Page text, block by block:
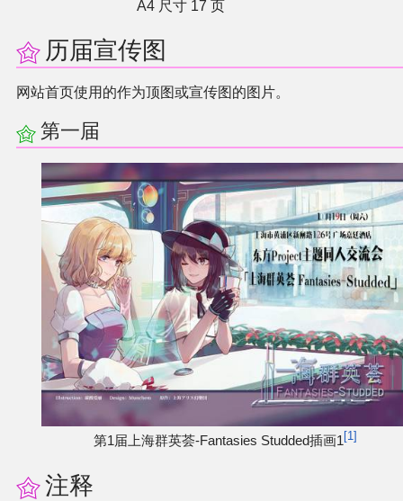
A4 尺寸 17 页
历届宣传图
网站首页使用的作为顶图或宣传图的图片。
第一届
第1届上海群英荟-Fantasies Studded插画1 1
注释